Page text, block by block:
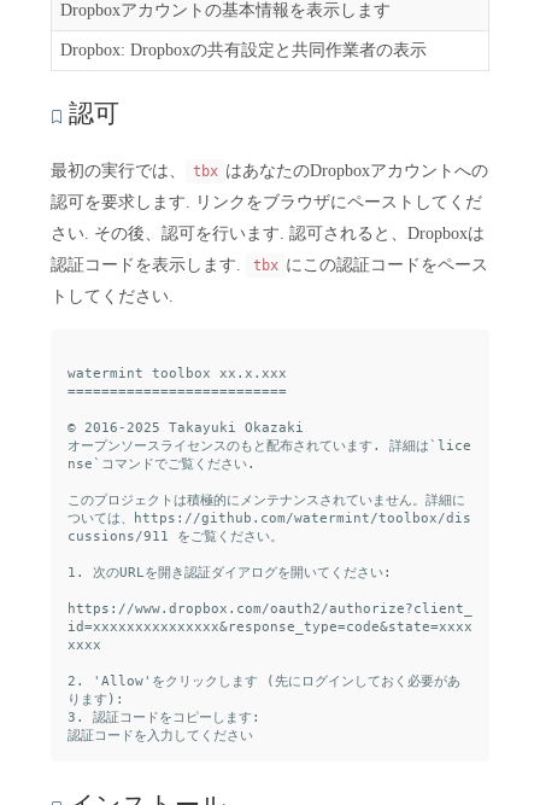
Dropboxアカウントの基本情報を表示します
Dropbox: Dropboxの共有設定と共同作業者の表示
認可
最初の実行では、 tbx はあなたのDropboxアカウントへの
認可を要求します. リンクをブラウザにペーストしてくだ
さい. その後、認可を行います. 認可されると、Dropboxは
認証コードを表示します.
tbx にこの認証コードをペース
トしてください.
watermint toolbox xx.x.xxx
==========================
© 2016-2025 Takayuki Okazaki
オープンソースライセンスのもと配布されています. 詳細は`lice
nse`コマンドでご覧ください.
このプロジェクトは積極的にメンテナンスされていません。詳細に
ついては、https://github.com/watermint/toolbox/dis
cussions/911 をご覧ください。
1. 次のURLを開き認証ダイアログを開いてください:
https://www.dropbox.com/oauth2/authorize?client_
id=xxxxxxxxxxxxxxx&response_type=code&state=xxxx
xxxx
2. 'Allow'をクリックします (先にログインしておく必要があ
ります):
3. 認証コードをコピーします: